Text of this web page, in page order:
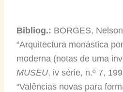
Bibliog.: BORGES,
“Arquitectura monástica
moderna (notas de uma
MUSEU, iv série, n.º 7,
“Valências novas para